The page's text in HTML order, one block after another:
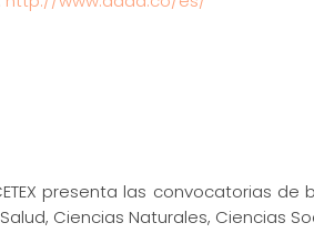
presenta las convocatorias
Ciencias Naturales, Ciencias